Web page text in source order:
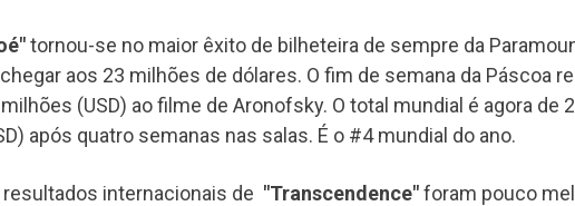
tornou-se no maior êxito de bilheteira de sempre da
aos 23 milhões de dólares. O fim de semana da Páscoa
(USD) ao filme de Aronofsky. O total mundial é agora de
após quatro semanas nas salas. É o #4 mundial do ano.
resultados internacionais de "Transcendence"foram pouco